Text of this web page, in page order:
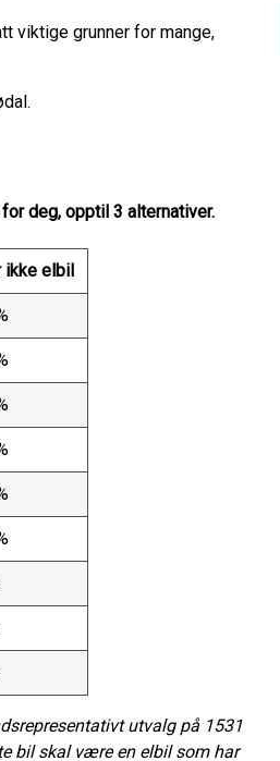
viktige grunner for mange,
deg, opptil 3 alternativer.
ikke elbil
utvalg på 1531
bil skal være en elbil som har